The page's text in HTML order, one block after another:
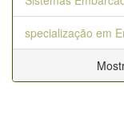
specialização em